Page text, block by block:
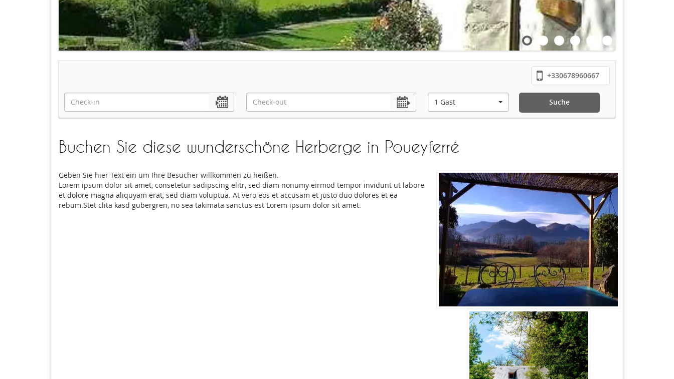
+330678960667
1 Gast Suche
Buchen Sie diese wunderschöne Herberge in Poueyferré
Geben Sie hier Text ein um Ihre Besucher willkommen zu heißen.
Lorem ipsum dolor sit amet, consetetur sadipscing elitr, sed diam nonumy eirmod tempor invidunt ut labore
et dolore magna aliquyam erat, sed diam voluptua. At vero eos et accusam et justo duo dolores et ea
rebum.Stet clita kasd gubergren, no sea takimata sanctus est Lorem ipsum dolor sit amet.